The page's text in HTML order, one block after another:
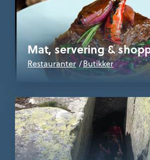
Mat, servering &
Restauranter Butikker